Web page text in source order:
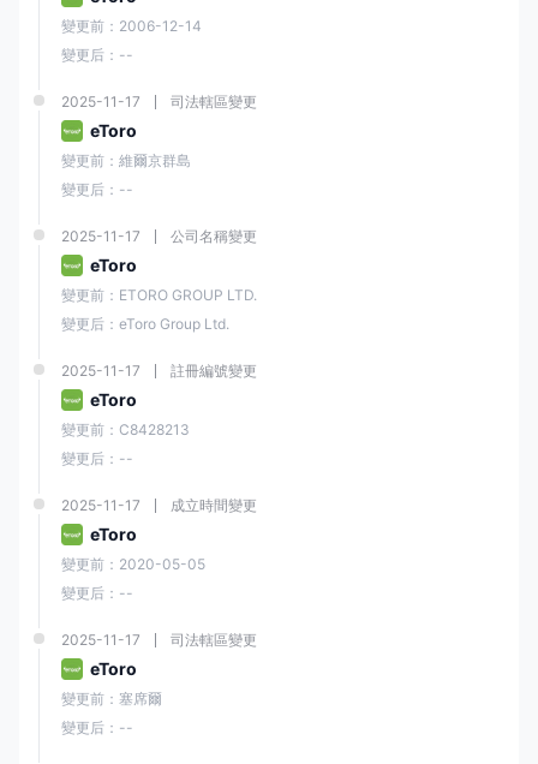
變更前：2006-12-14
變更后：--
2025-11-17 司法轄區變更
eToro
變更前：維爾京群島
變更后：--
2025-11-17 公司名稱變更
eToro
變更前：ETORO GROUP LTD.
變更后：eToro Group Ltd.
2025-11-17 註冊編號變更
eToro
變更前：C8428213
變更后：--
2025-11-17 成立時間變更
eToro
變更前：2020-05-05
變更后：--
2025-11-17 司法轄區變更
eToro
變更前：塞席爾
變更后：--